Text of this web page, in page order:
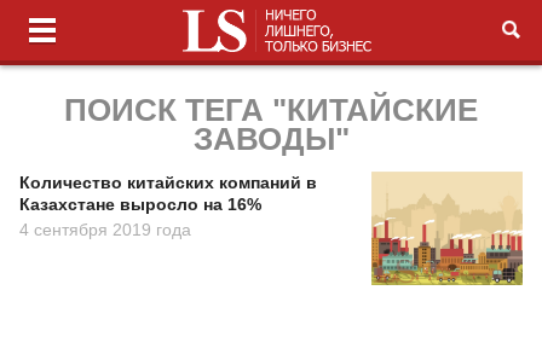
ПОИСК ТЕГА "КИТАЙСКИЕ
ЗАВОДЫ"
Количество китайских компаний в
Казахстане выросло на 16%
4 сентября 2019 года